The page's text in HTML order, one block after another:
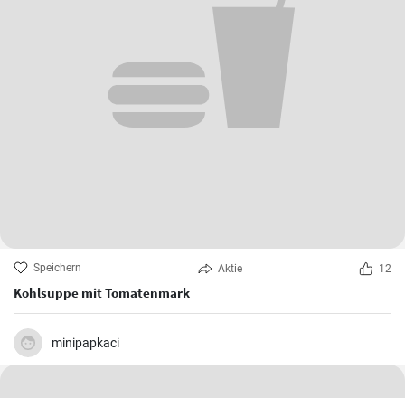
Speichern Aktie 12
Kohlsuppe mit Tomatenmark
minipapkaci